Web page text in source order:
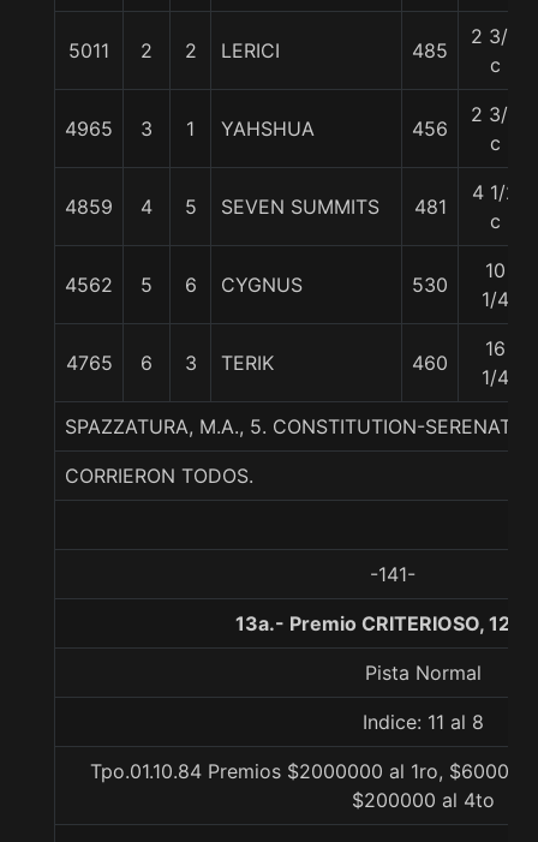
5011 2 2 LERICI 485
2 3/4
c
4965 3 1 YAHSHUA 456
2 3/4
c
4859 4 5 SEVEN SUMMITS 481
4 1/2
c
4562 5 6 CYGNUS 530
10
1/4
4765 6 3 TERIK 460
16
1/4
SPAZZATURA, M.A., 5. CONSTITUTION-SERENATA
CORRIERON TODOS.
-141-
13a.- Premio CRITERIOSO,
Pista Normal
Indice: 11 al 8
Tpo.01.10.84 Premios $2000000 al 1ro,
$200000 al 4to